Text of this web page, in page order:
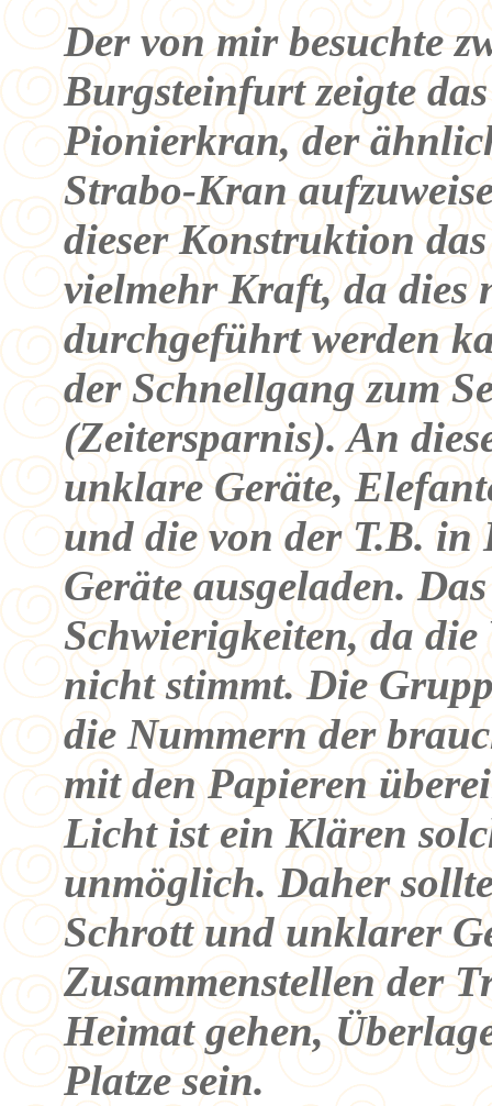
Der von mir besuchte
Burgsteinfurt zeigte
Pionierkran, der
Strabo-Kran
dieser Konstruktion
vielmehr Kraft, da
durchgeführt werden
der Schnellgang zum
(Zeitersparnis). An
unklare Geräte,
und die von der T.B. in
Geräte ausgeladen.
Schwierigkeiten, da
nicht stimmt. Die
die Nummern der
mit den Papieren
Licht ist ein Klären
unmöglich. Daher
Schrott und unklarer
Zusammenstellen der
Heimat gehen,
Platze sein.